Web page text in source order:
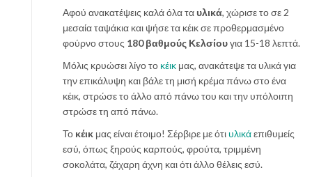
Αφού ανακατέψεις καλά όλα τα υλικά, χώρισε το σε 2
μεσαία ταψάκια και ψήσε τα κέικ σε προθερμασμένο
φούρνο στους 180 βαθμούς Κελσίουγια 15-18 λεπτά.
Μόλις κρυώσει λίγο το κέικ μας, ανακάτεψε τα υλικά για
την επικάλυψη και βάλε τη μισή κρέμα πάνω στο ένα
κέικ, στρώσε το άλλο από πάνω του και την υπόλοιπη
στρώσε τη από πάνω.
Το κέικ μας είναι έτοιμο! Σέρβιρε με ότιυλικάεπιθυμείς
εσύ, όπως ξηρούς καρπούς, φρούτα, τριμμένη
σοκολάτα, ζάχαρη άχνη και ότι άλλο θέλεις εσύ.